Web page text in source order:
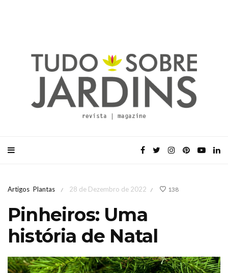
Artigos Plantas / 28 de Dezembro de 2022 / 138
Pinheiros: Uma
história de Natal